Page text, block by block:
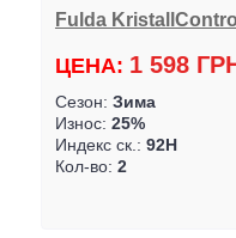
Fulda
ЦЕНА: 1 598
Сезон: Зима
Износ: 25%
Индекс ск.: 92H
Кол-во: 2